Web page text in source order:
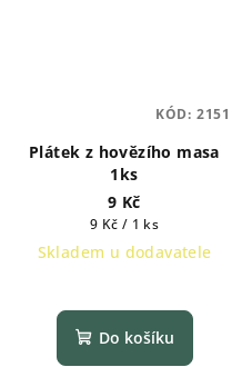
Plátek z hovězího masa
1ks
9 Kč
Měrná
cena:
9 Kč / 1 ks
Skladem u dodavatele
Do košíku
KÓD: 2151